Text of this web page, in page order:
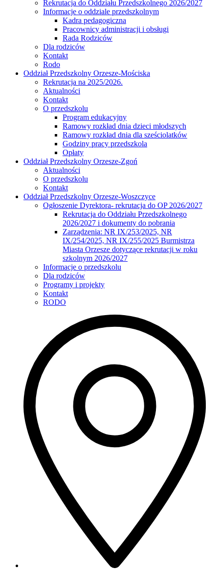
Rekrutacja do Oddziału Przedszkolnego 2026/2027
Informacje o oddziale przedszkolnym
Kadra pedagogiczna
Pracownicy administracji i obsługi
Rada Rodziców
Dla rodziców
Kontakt
Rodo
Oddział Przedszkolny Orzesze-Mościska
Rekrutacja na 2025/2026.
Aktualności
Kontakt
O przedszkolu
Program edukacyjny
Ramowy rozkład dnia dzieci młodszych
Ramowy rozkład dnia dla sześciolatków
Godziny pracy przedszkola
Opłaty
Oddział Przedszkolny Orzesze-Zgoń
Aktualności
O przedszkolu
Kontakt
Oddział Przedszkolny Orzesze-Woszczyce
Ogłoszenie Dyrektora- rekrutacja do OP 2026/2027
Rekrutacja do Oddziału Przedszkolnego
2026/2027 i dokumenty do pobrania
Zarządzenia: NR IX/253/2025, NR
IX/254/2025, NR IX/255/2025 Burmistrza
Miasta Orzesze dotyczące rekrutacji w roku
szkolnym 2026/2027
Informacje o przedszkolu
Dla rodziców
Programy i projekty
Kontakt
RODO